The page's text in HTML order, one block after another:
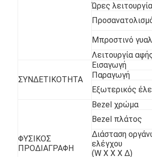
Ώρες
Μπροστινό
Λειτουργία
ΣΥΝΔΕΤΙΚΟΤΗΤΑ
Εισαγωγή
Παραγωγή
Εξωτερικός
ΦΥΣΙΚΟΣ
ΠΡΟΔΙΑΓΡΑΦΗ
Bezel χρώμα
Bezel πλάτος
Διάσταση
ελέγχου
(W Χ Χ Χ Δ)